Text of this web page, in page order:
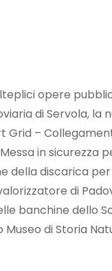
opere
di Servola,
Grid –
in sicurezza
della discarica
di
banchine dello
di Storia